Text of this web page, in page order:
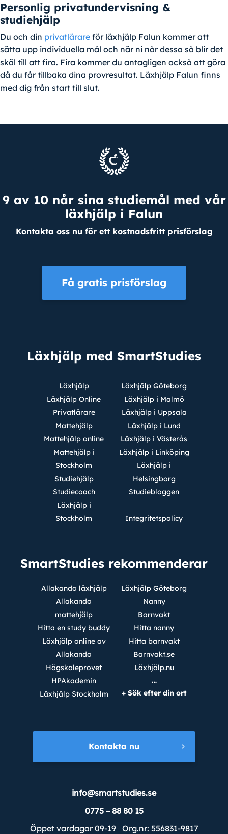
Personlig privatundervisning &
studiehjälp
Du och din privatlärare för läxhjälp Falun kommer att
sätta upp individuella mål och när ni når dessa så blir det
skäl till att fira. Fira kommer du antagligen också att göra
då du får tillbaka dina provresultat. Läxhjälp Falun finns
med dig från start till slut.
9 av 10 når sina studiemål med vår
läxhjälp i Falun
Kontakta oss nu för ett kostnadsfritt prisförslag
Få gratis prisförslag
Läxhjälp med SmartStudies
Läxhjälp
Läxhjälp Online
Privatlärare
Mattehjälp
Mattehjälp online
Mattehjälp i
Stockholm
Studiehjälp
Studiecoach
Läxhjälp i
Stockholm
Läxhjälp Göteborg
Läxhjälp i Malmö
Läxhjälp i Uppsala
Läxhjälp i Lund
Läxhjälp i Västerås
Läxhjälp i Linköping
Läxhjälp i
Helsingborg
Studiebloggen
Integritetspolicy
SmartStudies rekommenderar
Allakando läxhjälp
Allakando
mattehjälp
Hitta en study buddy
Läxhjälp online av
Allakando
Högskoleprovet
HPAkademin
Läxhjälp Stockholm
Läxhjälp Göteborg
Nanny
Barnvakt
Hitta nanny
Hitta barnvakt
Barnvakt.se
Läxhjälp.nu
…
+ Sök efter din ort
info@smartstudies.se
0775 – 88 80 15
Öppet vardagar 09-19 Org.nr: 556831-9817
Kontakta nu